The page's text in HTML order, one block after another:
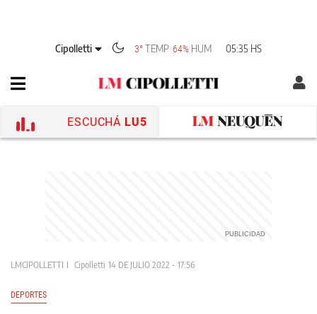
Cipolletti 3° TEMP 64% HUM 05:35 HS
ESCUCHÁ LU5
LMCIPOLLETTI Cipolletti 14 DE JULIO 2022 - 17:56
DEPORTES